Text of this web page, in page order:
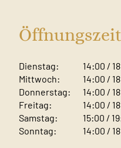
Dienstag:
Mittwoch:
Donnerstag:
Freitag:
Samstag:
Sonntag: ​
14:00 /
14:00 /
14:00 /
14:00 /
15:00 /
14:00 /